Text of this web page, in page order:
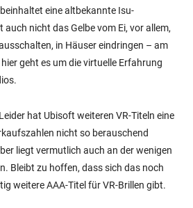
eine altbekannte Isu-
nicht das Gelbe vom Ei, vor allem,
in Häuser eindringen – am
geht es um die virtuelle Erfahrung
hat Ubisoft weiteren VR-Titeln eine
nicht so berauschend
liegt vermutlich auch an der wenigen
Bleibt zu hoffen, dass sich das noch
weitere AAA-Titel für VR-Brillen gibt.